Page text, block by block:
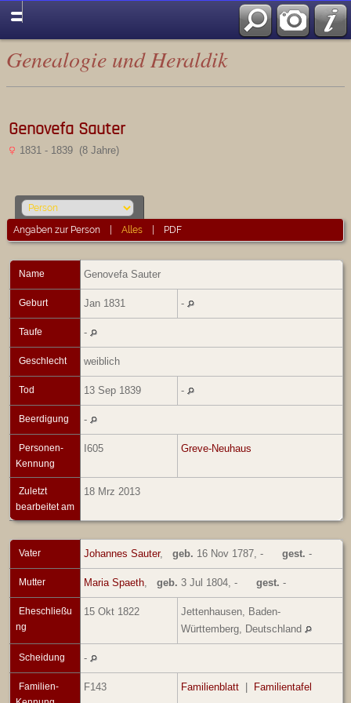
Genealogie und Heraldik
Genovefa Sauter
1831 - 1839 (8 Jahre)
Angaben zur Person |Alles PDF
Name Genovefa Sauter
Geburt Jan 1831 -
Taufe -
Geschlecht weiblich
Tod 13 Sep 1839 -
Beerdigung -
Personen-
Kennung
I605 Greve-Neuhaus
Zuletzt
bearbeitet am
18 Mrz 2013
Vater Johannes Sauter, geb. 16 Nov 1787, - gest. -
Mutter Maria Spaeth geb. 3 Jul 1804, - gest. -
Eheschließu
ng
15 Okt 1822
Jettenhausen, Baden-
Württemberg, Deutschland
Scheidung -
Familien-
F143 Familienblatt | Familientafel